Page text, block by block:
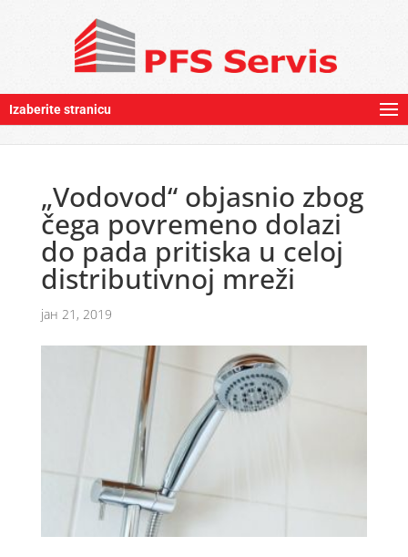
Izaberite stranicu
„Vodovod“ objasnio zbog
čega povremeno dolazi
do pada pritiska u celoj
distributivnoj mreži
јан 21, 2019